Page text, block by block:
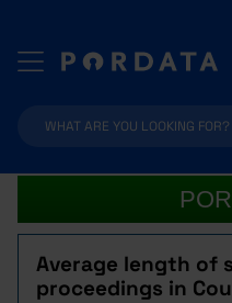
Average length of
proceedings in